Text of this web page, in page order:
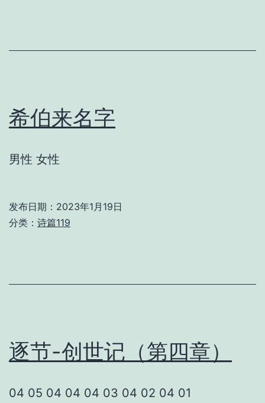
希伯来名字
男性 女性
发布日期： 2023年1月19日
分类： 诗篇119
逐节-创世记（第四章）
04 05 04 04 04 03 04 02 04 01